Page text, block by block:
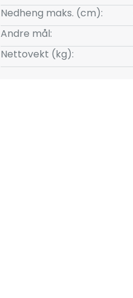
Nedheng maks. (cm):
Andre mål:
Nettovekt (kg):